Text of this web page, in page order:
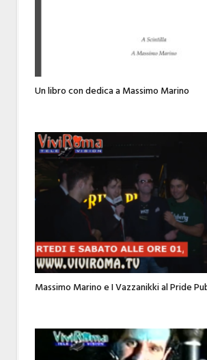
Un libro con dedica a Massimo Marino
Massimo Marino e I Vazzanikki al Pride